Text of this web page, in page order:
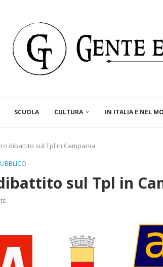
SCUOLA CULTURA IN ITALIA E NEL
dibattito sul Tpl in Campania
sul Tpl in